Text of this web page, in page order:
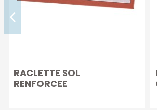
RACLETTE SOL
RENFORCEE